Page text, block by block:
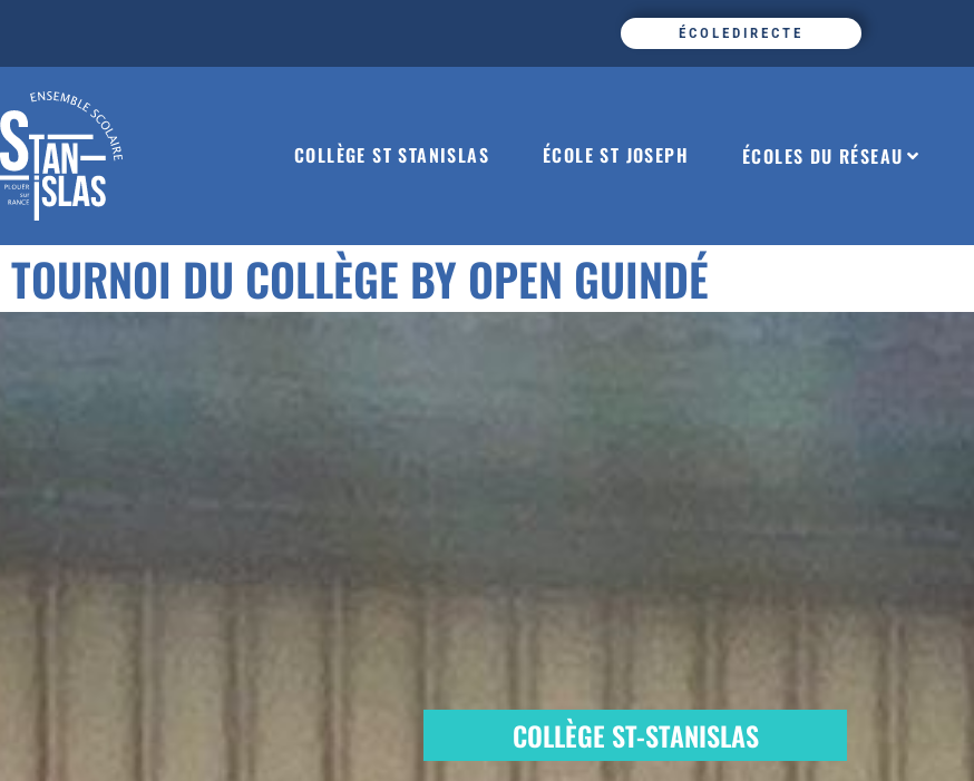
ÉCOLEDIRECTE
COLLÈGE ST STANISLAS ÉCOLE ST JOSEPH ÉCOLES DU RÉSEAU
TOURNOI DU COLLÈGE BY OPEN GUINDÉ
COLLÈGE ST-STANISLAS